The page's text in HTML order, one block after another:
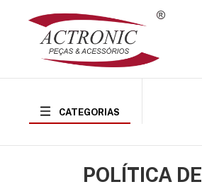
CATEGORIAS
POLÍTICA